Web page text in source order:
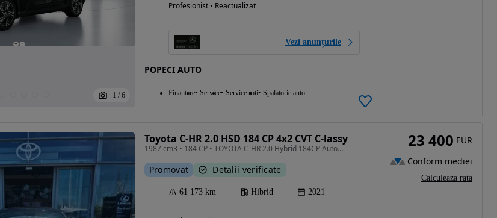
1 / 6
Profesionist • Reactualizat
Vezi anunțurile
POPECI AUTO
Finantare Service Service roti Spalatorie auto
Toyota C-HR 2.0 HSD 184 CP 4x2 CVT C-lassy
1987 cm3 • 184 CP • TOYOTA C-HR 2.0 Hybrid 184CP Automată 2021
Promovat Detalii verificate
61 173 km Hibrid 2021
23 400 EUR
Conform mediei
Calculeaza rata